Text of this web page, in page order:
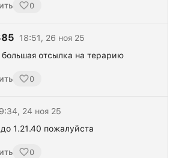
0
18:51, 26 ноя 25
большая отсылка на терарию
0
24 ноя 25
1.21.40 пожалуйста
0